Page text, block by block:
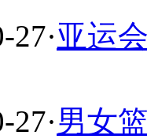
27·亚运
27·男女